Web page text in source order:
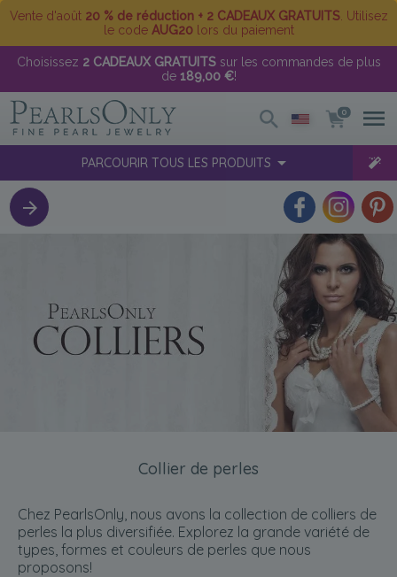
Vente d'août 20 % de réduction + 2 CADEAUX GRATUITS. Utilisez
le code AUG20lors du paiement
Choisissez 2 CADEAUX GRATUITSsur les commandes de plus
de 189,00 €!
0
PARCOURIR TOUS LES PRODUITS
Collier de perles
Chez PearlsOnly, nous avons la collection de colliers de
perles la plus diversifiée. Explorez la grande variété de
types, formes et couleurs de perles que nous
proposons!